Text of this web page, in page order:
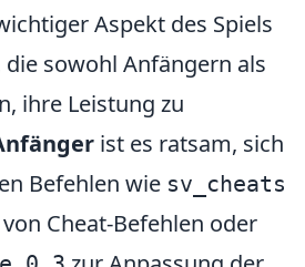
Aspekt des Spiels
die sowohl Anfängern als
ihre Leistung zu
ist es ratsam, sich
Befehlen wie sv_cheats
Cheat-Befehlen oder